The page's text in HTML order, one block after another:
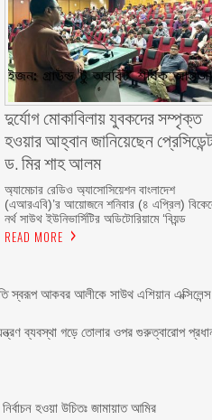
দুর্যোগ মোকাবিলায় যুবকদের সম্পৃক্ত
হওয়ার আহ্বান জানিয়েছেন
ড. মির শাহ আলম ‎ ‎
অ্যামেচার রেডিও অ্যাসোসিয়েশন বাংলাদেশ
(এআরএবি)’র আয়োজনে শনিবার (৪ এপ্রিল)
নর্থ সাউথ ইউনিভার্সিটির অডিটোরিয়ামে ‘বিয়ন্ড
READ MORE
স্বরূপ আকবর আলীকে সাউথ এশিয়ান
ব্যবস্থা গড়ে তোলার ওপর গুরুত্বারোপ প্রধান
হওয়া উচিতঃ জামায়াত আমির